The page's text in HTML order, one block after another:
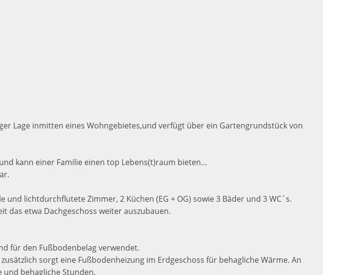
Lage inmitten eines Wohngebietes,und verfügt über ein Gartengrundstück von
kann einer Familie einen top Lebens(t)raum bieten…
lichtdurchflutete Zimmer, 2 Küchen (EG + OG) sowie 3 Bäder und 3 WC`s.
das etwa Dachgeschoss weiter auszubauen.
für den Fußbodenbelag verwendet.
sorgt eine Fußbodenheizung im Erdgeschoss für behagliche Wärme. An
behagliche Stunden.